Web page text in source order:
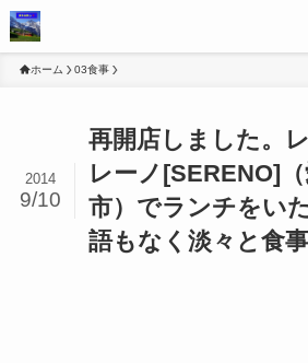
ホーム 03食事
再開店しました。
レーノ[SERENO]
市）でランチをい
語もなく淡々と食
2014
9/10